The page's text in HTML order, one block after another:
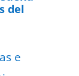
del
e